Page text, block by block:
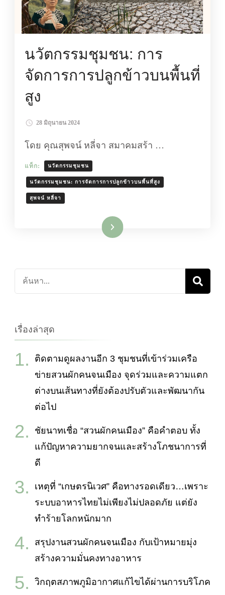
นวัตกรรมชุมชน: การ
จัดการการปลูกข้าวบนพื้นที่
สูง
28 มิถุนายน 2024
โดย คุณสุพจน์ หลี่จา สมาคมสร้า …
แท็ก: นวัตกรรมชุมชน
นวัตกรรมชุมชน: การจัดการการปลูกข้าวบนพื้นที่สูง
สุพจน์ หลี่จา
อ่านเพิ่มเติม
ค้นหา
เกี่ยว
เรื่องล่าสุด
ติดตามดูผลงานอีก 3 ชุมชนที่เข้าร่วมเครือ
ข่ายสวนผักคนจนเมือง จุดร่วมและความแตก
ต่างบนเส้นทางที่ยังต้องปรับตัวและพัฒนากัน
ต่อไป
ชัยนาทเชื่อ “สวนผักคนเมือง” คือคำตอบ ทั้ง
แก้ปัญหาความยากจนและสร้างโภชนาการที่
ดี
เหตุที่ “เกษตรนิเวศ” คือทางรอดเดียว…เพราะ
ระบบอาหารไทยไม่เพียงไม่ปลอดภัย แต่ยัง
ทำร้ายโลกหนักมาก
สรุปงานสวนผักคนจนเมือง กับเป้าหมายมุ่ง
สร้างความมั่นคงทางอาหาร
วิกฤตสภาพภูมิอากาศแก้ไขได้ผ่านการบริโภค